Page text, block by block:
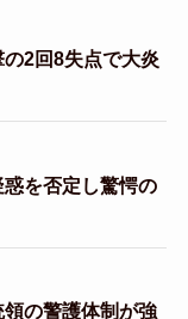
2回8失点で大炎
を否定し驚愕の
の警護体制が強